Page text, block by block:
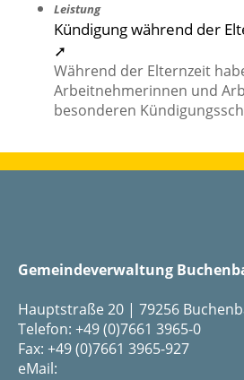
Leistung
Kündigung während der
➚
Während der Elternzeit
Arbeitnehmerinnen und
besonderen
Gemeindeverwaltung
Hauptstraße 20 | 79256
Telefon: +49 (0)7661 3965-0
Fax: +49 (0)7661 3965-927
eMail: